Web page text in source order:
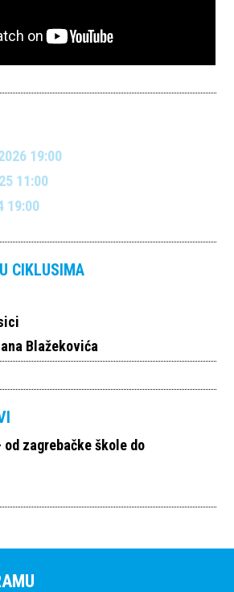
19:00
11:00
19:00
CIKLUSIMA
Blažekovića
zagrebačke škole do